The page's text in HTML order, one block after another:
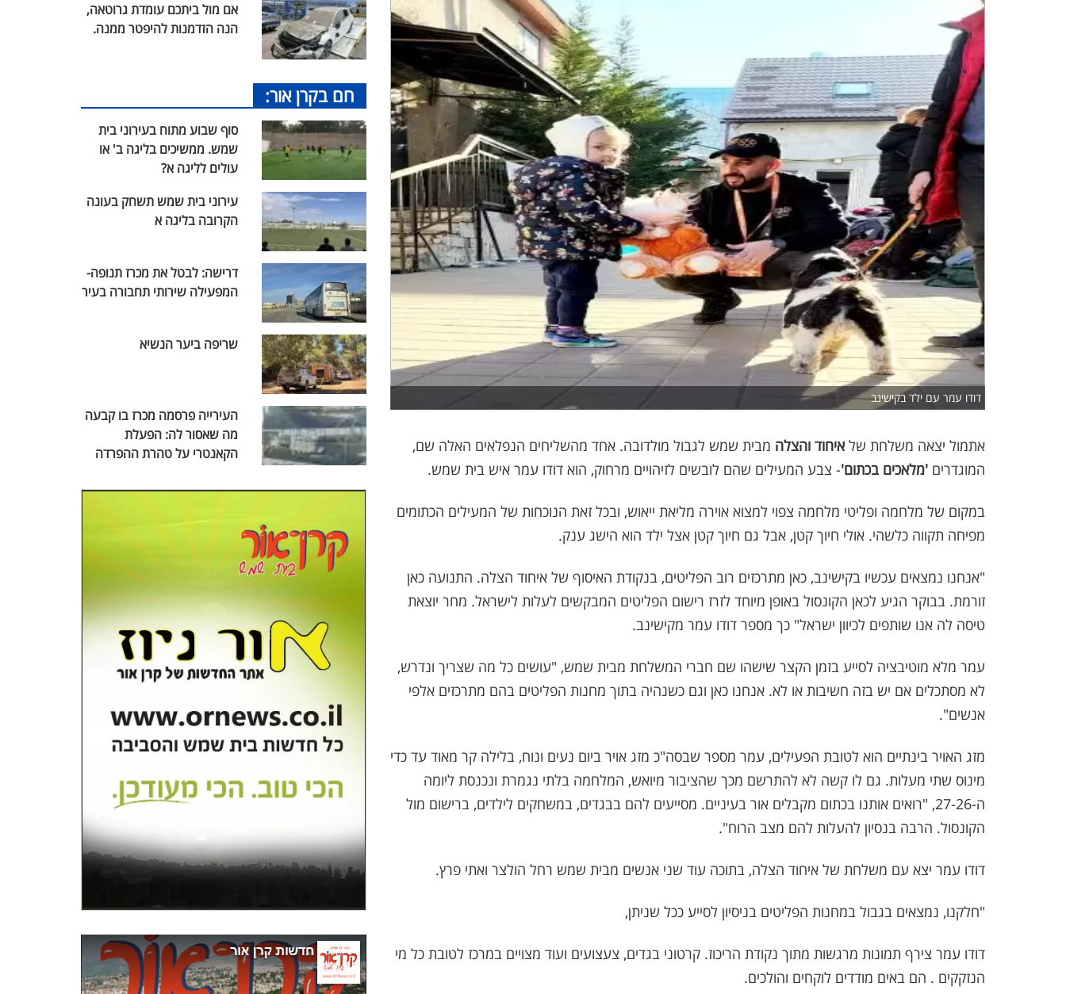
דודו עמר עם ילד בקישינב
אתמול יצאה משלחת שלאיחוד והצלה מבית שמש לגבול מולדובה. אחד מהשליחים הנפלאים האלה שם,
המוגדרים 'מלאכים בכתום'- צבע המעילים שהם לובשים לזיהויים מרחוק, הוא דודו עמר איש בית שמש.
במקום של מלחמה ופליטי מלחמה צפוי למצוא אוירה מליאת ייאוש, ובכל זאת הנוכחות של המעילים הכתומים
מפיחה תקווה כלשהי. אולי חיוך קטן, אבל גם חיוך קטן אצל ילד הוא הישג ענק.
"אנחנו נמצאים עכשיו בקישינב, כאן מתרכזים רוב הפליטים, בנקודת האיסוף של איחוד הצלה. התנועה כאן
זורמת. בבוקר הגיע לכאן הקונסול באופן מיוחד לזרז רישום הפליטים המבקשים לעלות לישראל. מחר יוצאת
טיסה לה אנו שותפים לכיוון ישראל" כך מספר דודו עמר מקישינב.
עמר מלא מוטיבציה לסייע בזמן הקצר שישהו שם חברי המשלחת מבית שמש, "עושים כל מה שצריך ונדרש,
לא מסתכלים אם יש בזה חשיבות או לא. אנחנו כאן וגם כשנהיה בתוך מחנות הפליטים בהם מתרכזים אלפי
אנשים".
מזג האויר בינתיים הוא לטובת הפעילים, עמר מספר שבסה"כ מזג אויר ביום נעים ונוח, בלילה קר מאוד עד כדי
מינוס שתי מעלות. גם לו קשה לא להתרשם מכך שהציבור מיואש, המלחמה בלתי נגמרת ונכנסת ליומה
ה-27-26, "רואים אותנו בכתום מקבלים אור בעיניים. מסייעים להם בבגדים, במשחקים לילדים, ברישום מול
הקונסול. הרבה בנסיון להעלות להם מצב הרוח".
דודו עמר יצא עם משלחת של איחוד הצלה, בתוכה עוד שני אנשים מבית שמש רחל הולצר ואתי פרץ.
"חלקנו, נמצאים בגבול במחנות הפליטים בניסיון לסייע ככל שניתן,
דודו עמר צירף תמונות מרגשות מתוך נקודת הריכוז. קרטוני בגדים, צעצועים ועוד מצויים במרכז לטובת כל מי
הנזקקים . הם באים מודדים לוקחים והולכים.
אם מול ביתכם עומדת גרוטאה,
הנה הזדמנות להיפטר ממנה.
חם בקרן אור:
סוף שבוע מתוח בעירוני בית
שמש. ממשיכים בליגה ב' או
עולים לליגה א?
עירוני בית שמש תשחק בעונה
הקרובה בליגה א
דרישה: לבטל את מכרז תנופה-
המפעילה שירותי תחבורה בעיר
שריפה ביער הנשיא
העירייה פרסמה מכרז בו קבעה
מה שאסור לה: הפעלת
הקאנטרי על טהרת ההפרדה